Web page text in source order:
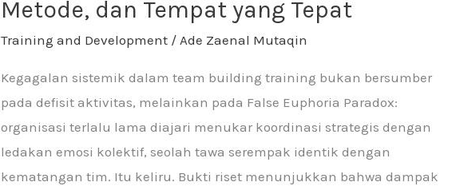
Metode, dan Tempat yang Tepat
Training and Development/ Ade Zaenal Mutaqin
Kegagalan sistemik dalam team building training bukan bersumber
pada defisit aktivitas, melainkan pada False Euphoria Paradox:
organisasi terlalu lama diajari menukar koordinasi strategis dengan
ledakan emosi kolektif, seolah tawa serempak identik dengan
kematangan tim. Itu keliru. Bukti riset menunjukkan bahwa dampak